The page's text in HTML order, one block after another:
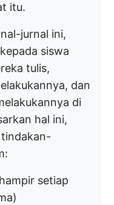
itu.
jurnal ini,
siswa
tulis,
dan
di
hal ini,
setiap